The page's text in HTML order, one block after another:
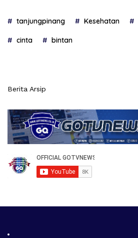
tanjungpinang Kesehatan
cinta bintan
Berita Arsip